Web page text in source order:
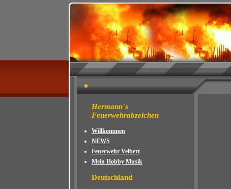
Hermann`s
Feuerwehrabzeichen
Willkommen
NEWS
Feuerwehr Velbert
Mein Hobby Musik
Deutschland